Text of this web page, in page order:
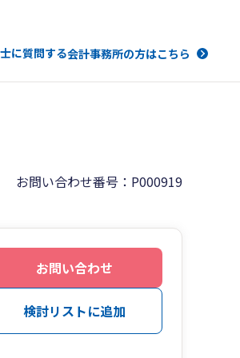
に質問する会計事務所の方はこちら
お問い合わせ番号：P000919
お問い合わせ
検討リストに追加